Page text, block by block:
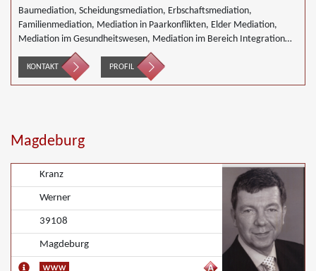
Baumediation, Scheidungsmediation, Erbschaftsmediation,
Familienmediation, Mediation in Paarkonflikten, Elder Mediation,
Mediation im Gesundheitswesen, Mediation im Bereich Integration
und Inklusion, Innerbetriebliche Mediation, Mediation von
Generationskonflikten, Mediation bei Gesellschafterkonflikten,
Mediation bei Team- und Gruppenkonflikten, Mediation von
KONTAKT PROFIL
Magdeburg
Kranz
Werner
39108
Magdeburg